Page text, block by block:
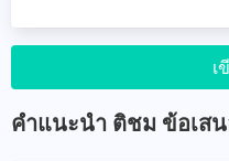
เ
คำแนะนำ ติชม ข้อเส